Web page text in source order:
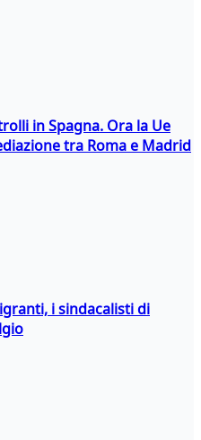
in Spagna. Ora la Ue
tra Roma e Madrid
i sindacalisti di